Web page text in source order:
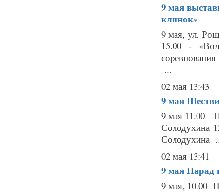
9 мая
клинок»
9 мая, ул.
15.00 -
...
02 мая 13:43
9 мая
9 мая 11.00 –
Солодухина
Солодухина
02 мая 13:41
9 маяПарад
9 мая, 10.00